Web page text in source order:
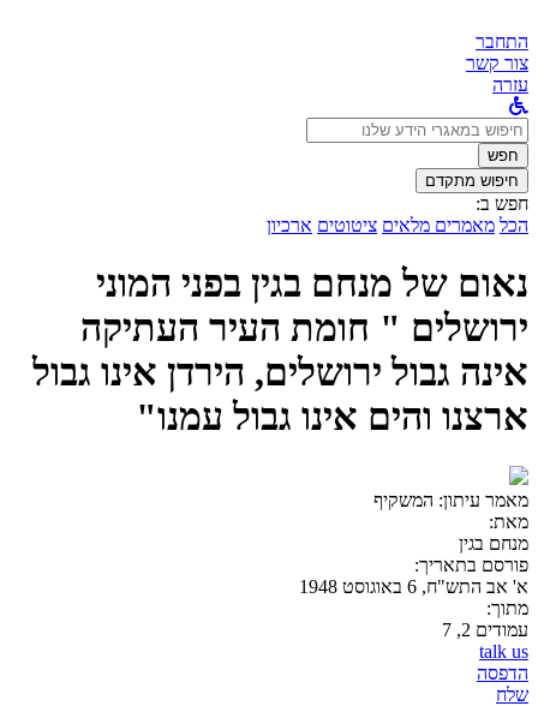
התחבר
צור קשר
עזרה
לחפש
ב:חפש
חיפוש מתקדם
חפש ב:
הכל מאמרים מלאים ציטוטים ארכיון
נאום של מנחם בגין בפני המוני
ירושלים " חומת העיר העתיקה
אינה גבול ירושלים, הירדן אינו גבול
ארצנו והים אינו גבול עמנו"
מאמר עיתון: המשקיף
מאת:
מנחם בגין
פורסם בתאריך:
א' אב התש"ח, 6 באוגוסט 1948
מתוך:
עמודים 2, 7
talk us
הדפסה
שלח